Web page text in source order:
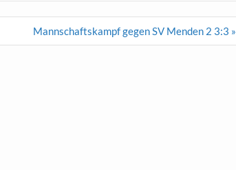
Mannschaftskampf gegen SV Menden 2 3:3 »